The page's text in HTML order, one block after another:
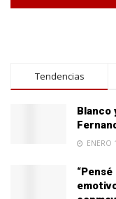
Tendencias
Blanco
ENERO